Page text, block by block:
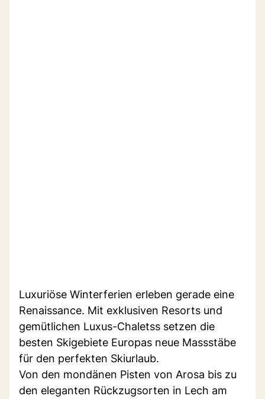
Luxuriöse Winterferien erleben gerade eine
Renaissance. Mit exklusiven Resorts und
gemütlichen Luxus-Chaletss setzen die
besten Skigebiete Europas neue Massstäbe
für den perfekten Skiurlaub.
Von den mondänen Pisten von Arosa bis zu
den eleganten Rückzugsorten in Lech am